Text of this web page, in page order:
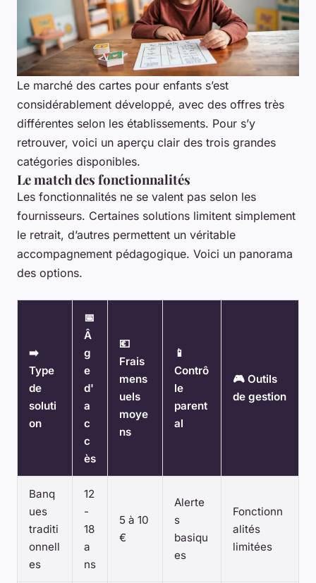
Le marché des cartes pour enfants s’est
considérablement développé, avec des offres très
différentes selon les établissements. Pour s’y
retrouver, voici un aperçu clair des trois grandes
catégories disponibles.
Le match des fonctionnalités
Les fonctionnalités ne se valent pas selon les
fournisseurs. Certaines solutions limitent simplement
le retrait, d’autres permettent un véritable
accompagnement pédagogique. Voici un panorama
des options.
➡️
Type
de
soluti
on
📅
Â
g
e
d'
a
c
c
ès
💶
Frais
mens
uels
moye
ns
📱
Contrô
le
parent
al
🎮 Outils
de gestion
Banq
ues
traditi
onnell
es
12
-
18
a
ns
5 à 10
€
Alerte
s
basiqu
es
Fonctionn
alités
limitées